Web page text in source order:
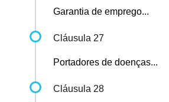
Garantia de emprego...
Cláusula 27
Portadores de doenças...
Cláusula 28